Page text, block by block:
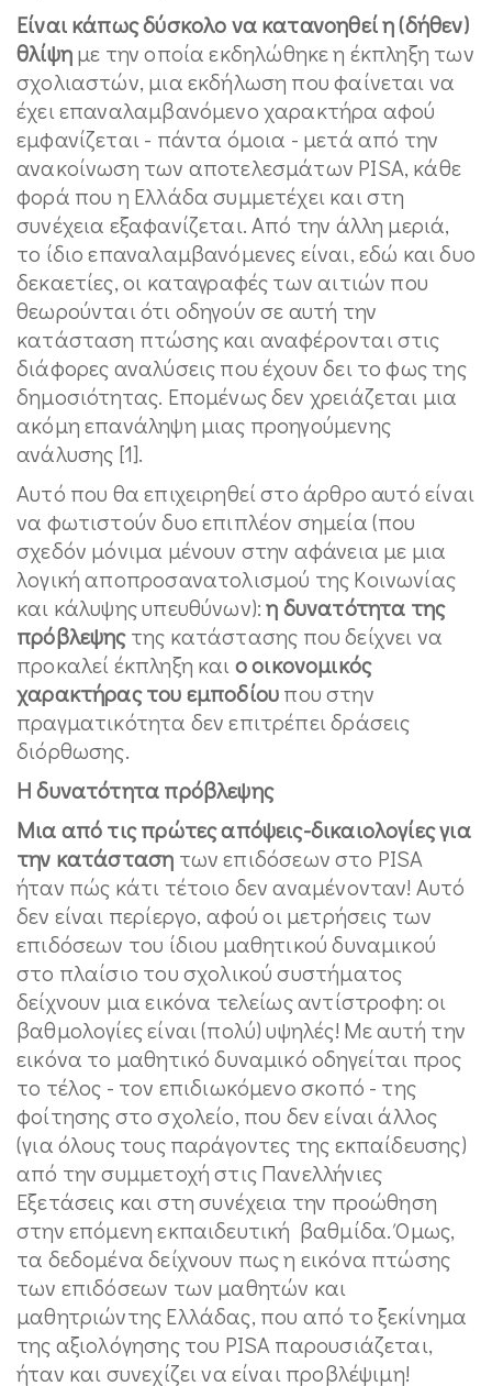
Είναι κάπως δύσκολο να κατανοηθεί η (δήθεν)
θλίψημε την οποία εκδηλώθηκε η έκπληξη των
σχολιαστών, μια εκδήλωση που φαίνεται να
έχει επαναλαμβανόμενο χαρακτήρα αφού
εμφανίζεται - πάντα όμοια - μετά από την
ανακοίνωση των αποτελεσμάτων PISA, κάθε
φορά που η Ελλάδα συμμετέχει και στη
συνέχεια εξαφανίζεται. Από την άλλη μεριά,
το ίδιο επαναλαμβανόμενες είναι, εδώ και δυο
δεκαετίες, οι καταγραφές των αιτιών που
θεωρούνται ότι οδηγούν σε αυτή την
κατάσταση πτώσης και αναφέρονται στις
διάφορες αναλύσεις που έχουν δει το φως της
δημοσιότητας. Επομένως δεν χρειάζεται μια
ακόμη επανάληψη μιας προηγούμενης
ανάλυσης [1].
Αυτό που θα επιχειρηθεί στο άρθρο αυτό είναι
να φωτιστούν δυο επιπλέον σημεία (που
σχεδόν μόνιμα μένουν στην αφάνεια με μια
λογική αποπροσανατολισμού της Κοινωνίας
και κάλυψης υπευθύνων):η δυνατότητα της
πρόβλεψηςτης κατάστασης που δείχνει να
προκαλεί έκπληξη και ο οικονομικός
χαρακτήρας του εμποδίουπου στην
πραγματικότητα δεν επιτρέπει δράσεις
διόρθωσης.
Η δυνατότητα πρόβλεψης
Μια από τις πρώτες απόψεις-δικαιολογίες για
την κατάσταση των επιδόσεων στο PISA
ήταν πώς κάτι τέτοιο δεν αναμένονταν! Αυτό
δεν είναι περίεργο, αφού οι μετρήσεις των
επιδόσεων του ίδιου μαθητικού δυναμικού
στο πλαίσιο του σχολικού συστήματος
δείχνουν μια εικόνα τελείως αντίστροφη: οι
βαθμολογίες είναι (πολύ) υψηλές! Με αυτή την
εικόνα το μαθητικό δυναμικό οδηγείται προς
το τέλος - τον επιδιωκόμενο σκοπό - της
φοίτησης στο σχολείο, που δεν είναι άλλος
(για όλους τους παράγοντες της εκπαίδευσης)
από την συμμετοχή στις Πανελλήνιες
Εξετάσεις και στη συνέχεια την προώθηση
στην επόμενη εκπαιδευτική βαθμίδα. Όμως,
τα δεδομένα δείχνουν πως η εικόνα πτώσης
των επιδόσεων των μαθητών και
μαθητριώντης Ελλάδας, που από το ξεκίνημα
της αξιολόγησης του PISA παρουσιάζεται,
ήταν και συνεχίζει να είναι προβλέψιμη!